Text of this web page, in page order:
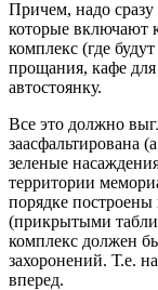
Причем, надо
которые включают
комплекс (где
прощания, кафе
автостоянку.
Все это должно
заасфальтирована
зеленые
территории
порядке
(прикрытыми
комплекс должен
захоронений. Т.е.
вперед.